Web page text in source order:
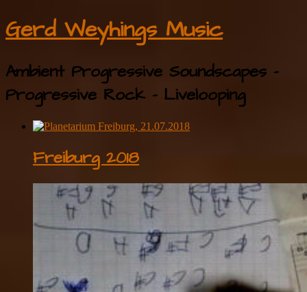
Gerd Weyhings Music
Ambient Progressive Soundscapes –
Progressive Rock – Livelooping
Freiburg 2018